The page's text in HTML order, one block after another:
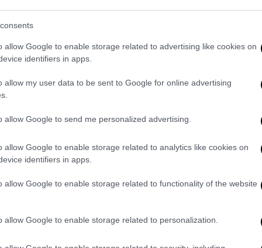
allow Google to enable storage related to advertising like cookies on
identifiers in apps.
allow my user data to be sent to Google for online advertising
allow Google to send me personalized advertising.
allow Google to enable storage related to analytics like cookies on
identifiers in apps.
allow Google to enable storage related to functionality of the website
allow Google to enable storage related to personalization.
στελεχών
Στέφανος Κασσελάκης ανακοίνωσε πως
τις τελευταίες ημέρες στην
τους το κόμμα, επέλεξαν να θέσουν
προηγηθεί κείμενο παρέμβασης της
ενώ ο Στέφανος Κασσελάκης συνεχίζει
Τσίπρα αναφέροντας: «Οι
κυβέρνησης Μητσοτάκη συνέβαλαν στο
λένε δύο. Το σίγουρο είναι ότι δε θα μας
την «μοίρα» του Στέφανου Τζουμάκα, τον
τρεις ημέρες νωρίτερα,